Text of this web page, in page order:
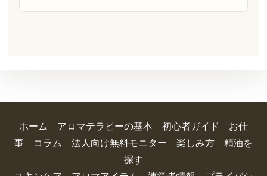
ホーム アロマテラピーの基本 初心者ガイド
お仕
事
コラム 法人向け無料モニター 楽しみ方
精油を
探す